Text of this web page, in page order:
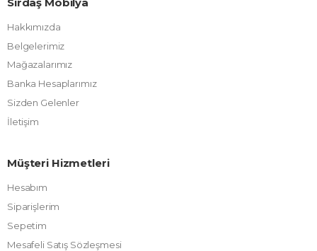
Sırdaş Mobilya
Hakkımızda
Belgelerimiz
Mağazalarımız
Banka Hesaplarımız
Sizden Gelenler
İletişim
Müşteri Hizmetleri
Hesabım
Siparişlerim
Sepetim
Mesafeli Satış Sözleşmesi